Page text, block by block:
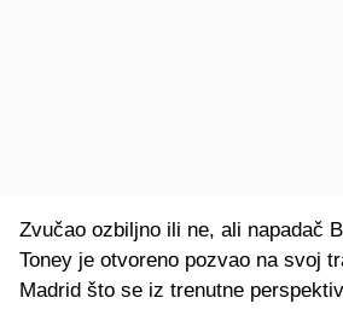
Zvučao ozbiljno ili ne, ali napadač
Toney je otvoreno pozvao na svoj
Madrid što se iz trenutne